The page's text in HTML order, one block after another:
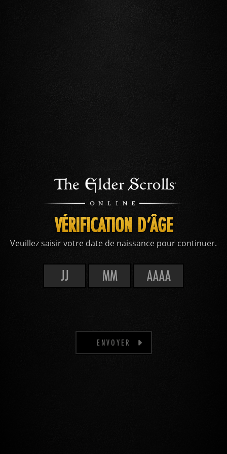
VÉRIFICATION D’ÂGE
Veuillez saisir votre date de naissance pour continuer.
ENVOYER